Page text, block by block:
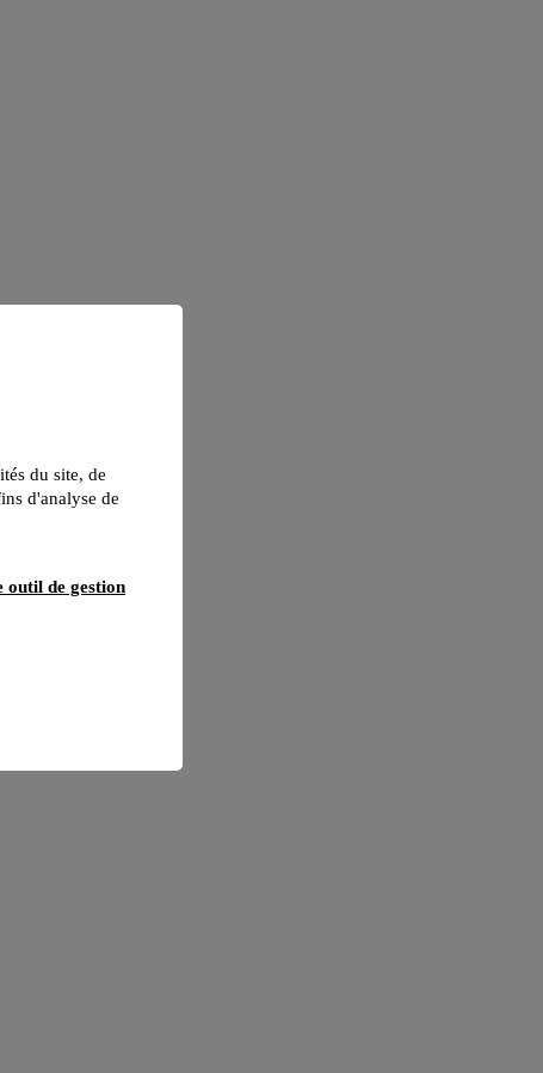
du site, de
d'analyse de
outil de gestion